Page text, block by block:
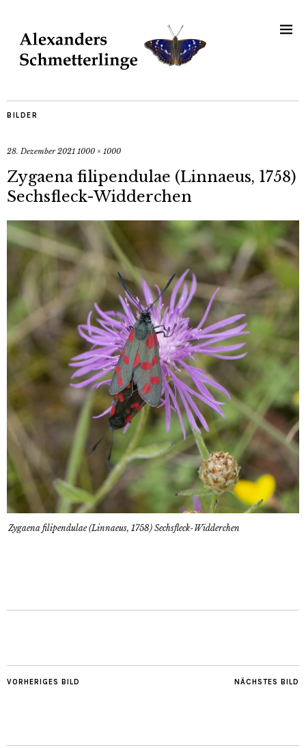
BILDER
28. Dezember 2021 1000 × 1000
Zygaena filipendulae (Linnaeus, 1758)
Sechsfleck-Widderchen
Zygaena filipendulae (Linnaeus, 1758) Sechsfleck-Widderchen
NÄCHSTES BILD
VORHERIGES BILD